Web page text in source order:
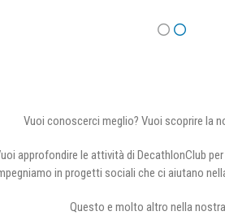
Vuoi conoscerci meglio? Vuoi scoprire la
approfondire le attività di DecathlonClub
in progetti sociali che ci aiutano
Questo e molto altro nella